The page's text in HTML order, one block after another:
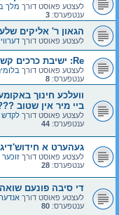
לעצטע פאוסט דורך מלך
ענטפערס: 3
הגאון ר' אליקים
לעצטע פאוסט דורך
Re: ישיבת כרכים קשה — אומעטום
לעצטע פאוסט דורך
ענטפערס: 8
וועלכע חינוך
ביי מיר אין שטוב
לעצטע פאוסט דורך לקדש
ענטפערס: 44
געהערט א
לעצטע פאוסט דורך זוכער
ענטפערס: 28
די סיבה פונעם שואה
לעצטע פאוסט דורך
ענטפערס: 80